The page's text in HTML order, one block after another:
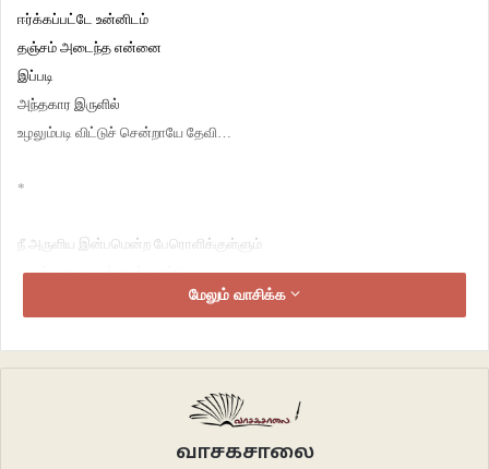
ஈர்க்கப்பட்டே உன்னிடம்
தஞ்சம் அடைந்த என்னை
இப்படி
அந்தகார இருளில்
உழலும்படி விட்டுச் சென்றாயே தேவி…
*
நீ அருளிய இன்பமென்ற பேரொளிக்குள்ளும்
துலக்கமான ஒன்றைக் கண்டு
அதை நோக்கித் தவமிருந்த என்னைமேலும் வாசிக்க
வாசகசாலை